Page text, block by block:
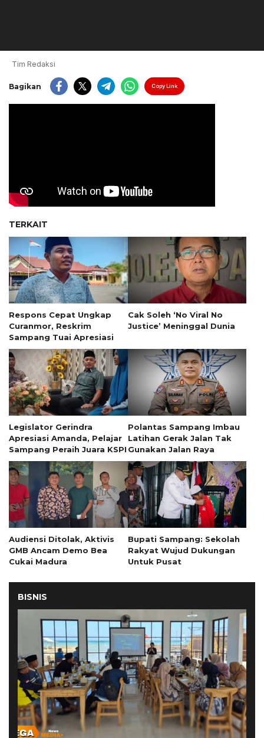
Tim Redaksi
Bagikan Copy Link
TERKAIT
Respons Cepat Ungkap
Curanmor, Reskrim
Sampang Tuai Apresiasi
Cak Soleh ‘No Viral No
Justice’ Meninggal Dunia
Legislator Gerindra
Apresiasi Amanda, Pelajar
Sampang Peraih Juara KSPI
Polantas Sampang Imbau
Latihan Gerak Jalan Tak
Gunakan Jalan Raya
Audiensi Ditolak, Aktivis
GMB Ancam Demo Bea
Cukai Madura
Bupati Sampang: Sekolah
Rakyat Wujud Dukungan
Untuk Pusat
BISNIS